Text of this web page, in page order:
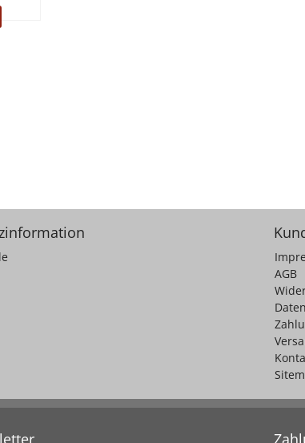
AGB